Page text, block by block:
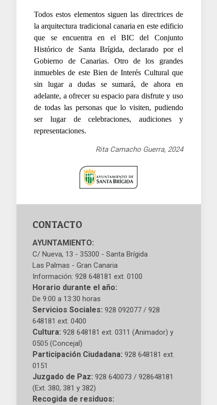
Todos estos elementos siguen las directrices de
la arquitectura tradicional canaria en este edificio
que se encuentra en el BIC del Conjunto
Histórico de Santa Brígida, declarado por el
Gobierno de Canarias. Otro de los grandes
inmuebles de este Bien de Interés Cultural que
sin lugar a dudas se sumará, de ahora en
adelante, a ofrecer su espacio para disfrute y uso
de todas las personas que lo visiten, pudiendo
ser lugar de celebraciones, audiciones y
representaciones.
Rita Camacho Guerra, 2024
CONTACTO
AYUNTAMIENTO:
C/ Nueva, 13 - 35300 - Santa Brígida
Las Palmas - Gran Canaria
Información: 928 648181 ext. 0100
Horario durante el año:
De 9:00 a 13:30 horas
Servicios Sociales: 928 092077 / 928
648181 ext. 0400
Cultura: 928 648181 ext. 0311 (Animador) y
0505 (Concejal)
Participación Ciudadana: 928 648181 ext.
0151
Juzgado de Paz: 928 640073 / 928648181
(Ext. 380, 381 y 382)
Recogida de residuos: